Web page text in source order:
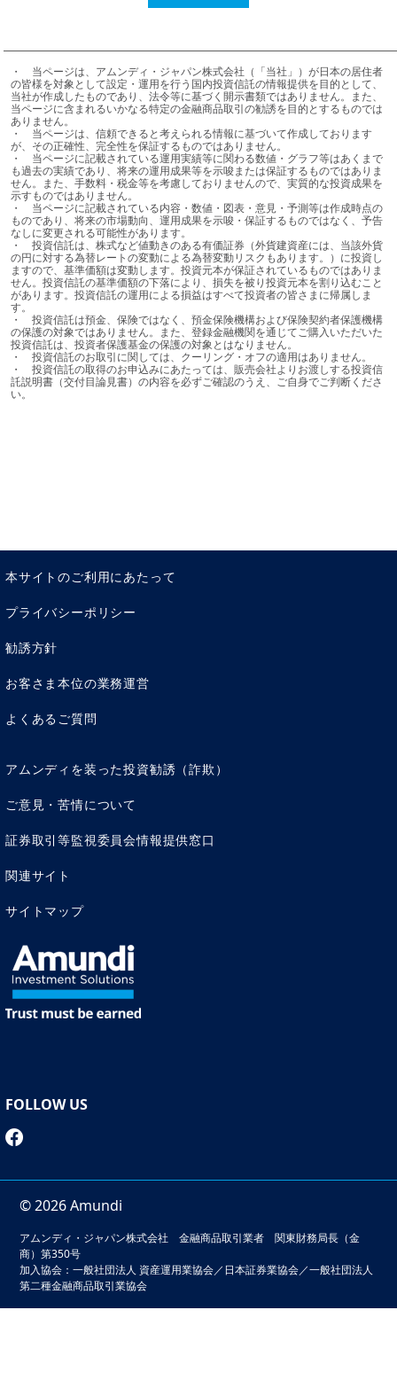
アムンディ・インベストメント・インスティテュート・ヘッド
・	当ページは、アムンディ・ジャパン株式会社（「当社」）が日本の居住者
の皆様を対象として設定・運用を行う国内投資信託の情報提供を目的として、
当社が作成したものであり、法令等に基づく開示書類ではありません。また、
当ページに含まれるいかなる特定の金融商品取引の勧誘を目的とするものでは
ありません。
・	当ページは、信頼できると考えられる情報に基づいて作成しております
が、その正確性、完全性を保証するものではありません。
・	当ページに記載されている運用実績等に関わる数値・グラフ等はあくまで
も過去の実績であり、将来の運用成果等を示唆または保証するものではありま
せん。また、手数料・税金等を考慮しておりませんので、実質的な投資成果を
示すものではありません。
・	当ページに記載されている内容・数値・図表・意見・予測等は作成時点の
ものであり、将来の市場動向、運用成果を示唆・保証するものではなく、予告
なしに変更される可能性があります。
・	投資信託は、株式など値動きのある有価証券（外貨建資産には、当該外貨
の円に対する為替レートの変動による為替変動リスクもあります。）に投資し
ますので、基準価額は変動します。投資元本が保証されているものではありま
せん。投資信託の基準価額の下落により、損失を被り投資元本を割り込むこと
があります。投資信託の運用による損益はすべて投資者の皆さまに帰属しま
す。
・	投資信託は預金、保険ではなく、預金保険機構および保険契約者保護機構
の保護の対象ではありません。また、登録金融機関を通じてご購入いただいた
投資信託は、投資者保護基金の保護の対象とはなりません。
・	投資信託のお取引に関しては、クーリング・オフの適用はありません。
・	投資信託の取得のお申込みにあたっては、販売会社よりお渡しする投資信
託説明書（交付目論見書）の内容を必ずご確認のうえ、ご自身でご判断くださ
い。
本サイトのご利用にあたって
プライバシーポリシー
勧誘方針
お客さま本位の業務運営
よくあるご質問
アムンディを装った投資勧誘（詐欺）
ご意見・苦情について
証券取引等監視委員会情報提供窓口
関連サイト
サイトマップ
FOLLOW US
© 2026 Amundi
アムンディ・ジャパン株式会社 金融商品取引業者 関東財務局長（金
商）第350号
加入協会：一般社団法人 資産運用業協会／日本証券業協会／一般社団法人
第二種金融商品取引業協会